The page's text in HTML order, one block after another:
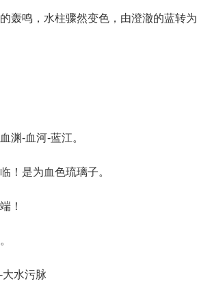
轰鸣，水柱骤然变色，由澄澈的蓝转为
渊-血河-蓝江。
！是为血色琉璃子。
！
水污脉